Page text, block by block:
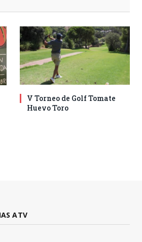
V Torneo de Golf Tomate
Huevo Toro
ATV